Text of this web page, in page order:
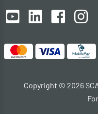
Copyright © 2026